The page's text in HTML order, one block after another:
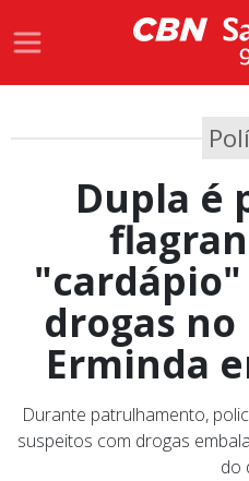
Dupla é
drogas
Erminda
Durante patrulhamento,
suspeitos com drogas
do